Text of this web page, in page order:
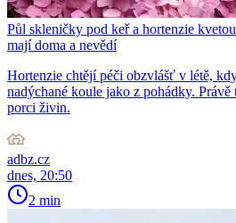
Půl skleničky pod keř a hortenzie
mají doma a nevědí
Hortenzie chtějí péči obzvlášť v létě,
nadýchané koule jako z pohádky.
porci živin.
adbz.cz
dnes, 20:50
2 min